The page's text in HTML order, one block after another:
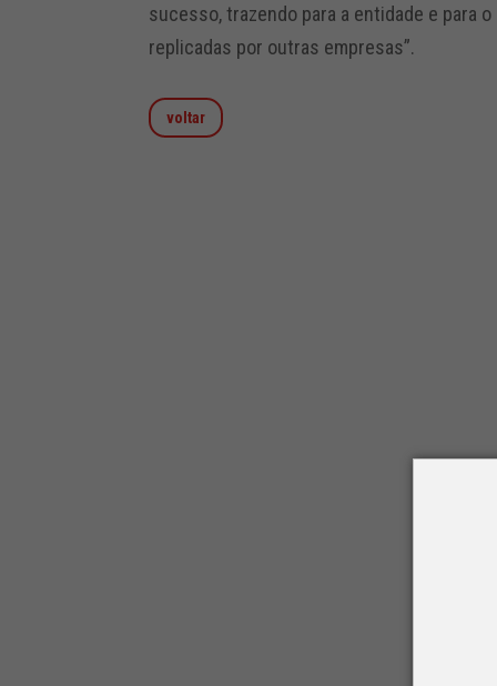
sucesso, trazendo para a entidade e para
replicadas por outras empresas”.
voltar